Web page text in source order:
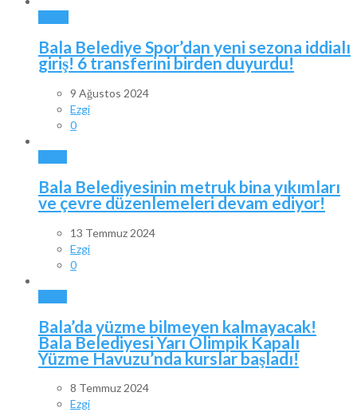
Bala Belediye Spor’dan yeni sezona iddialı
giriş! 6 transferini birden duyurdu!
9 Ağustos 2024
Ezgi
0
Bala Belediyesinin metruk bina yıkımları
ve çevre düzenlemeleri devam ediyor!
13 Temmuz 2024
Ezgi
0
Bala’da yüzme bilmeyen kalmayacak!
Bala Belediyesi Yarı Olimpik Kapalı
Yüzme Havuzu’nda kurslar başladı!
8 Temmuz 2024
Ezgi